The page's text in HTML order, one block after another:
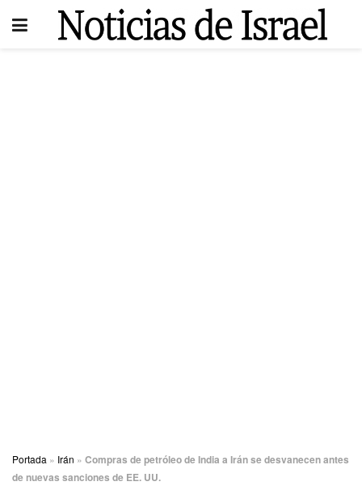
Portada » Irán » Compras de petróleo de India a Irán se desvanecen antes
de nuevas sanciones de EE. UU.